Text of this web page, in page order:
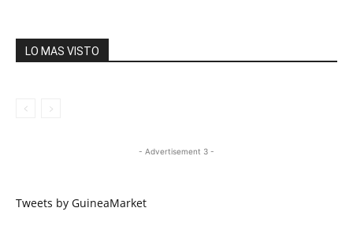
LO MAS VISTO
- Advertisement 3 -
Tweets by GuineaMarket